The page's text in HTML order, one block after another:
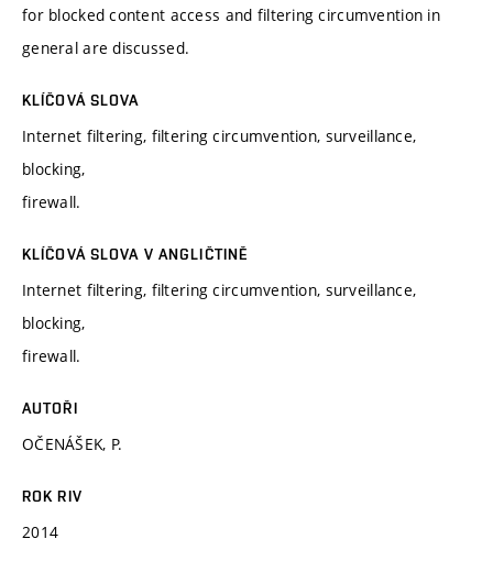
for blocked content access and filtering circumvention in
general are discussed.
KLÍČOVÁ SLOVA
Internet filtering, filtering circumvention, surveillance,
blocking,
firewall.
KLÍČOVÁ SLOVA V ANGLIČTINĚ
Internet filtering, filtering circumvention, surveillance,
blocking,
firewall.
AUTOŘI
OČENÁŠEK, P.
ROK RIV
2014